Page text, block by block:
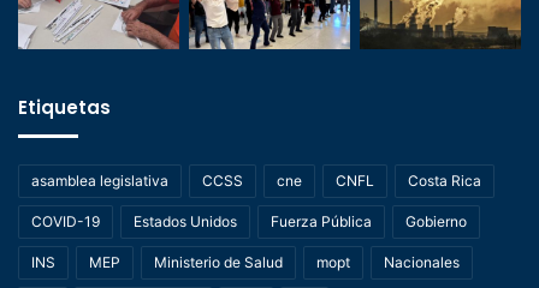
Etiquetas
asamblea legislativa CCSS cne CNFL Costa Rica
COVID-19 Estados Unidos Fuerza Pública Gobierno
INS MEP Ministerio de Salud mopt Nacionales